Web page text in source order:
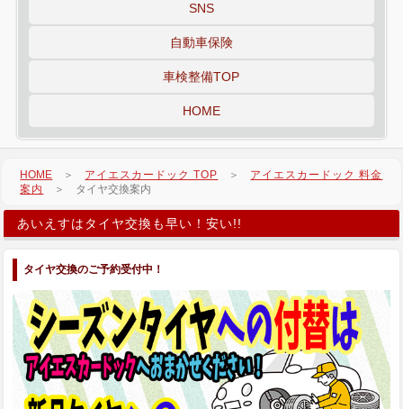
SNS
自動車保険
車検整備TOP
HOME
HOME ＞ アイエスカードック TOP ＞ アイエスカードック 料金
案内
＞ タイヤ交換案内
あいえすはタイヤ交換も早い！安い!!
タイヤ交換のご予約受付中！